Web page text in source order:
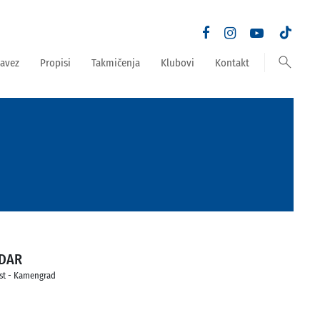
Propisi Takmičenja Klubovi Kontakt search
- Kamengrad